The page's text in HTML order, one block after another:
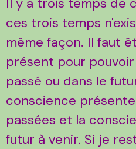
ces trois temps
même façon. Il faut
présent pour
passé ou dans le
conscience
passées et la
futur à venir. Si je